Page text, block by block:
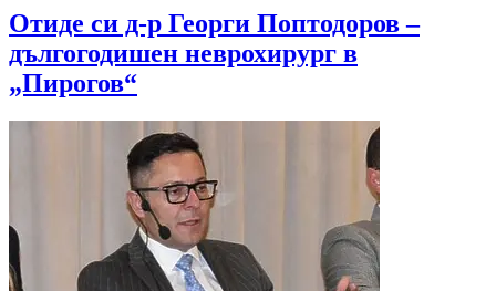
Отиде си д-р Георги Поптодоров –
дългогодишен неврохирург в
„Пирогов“